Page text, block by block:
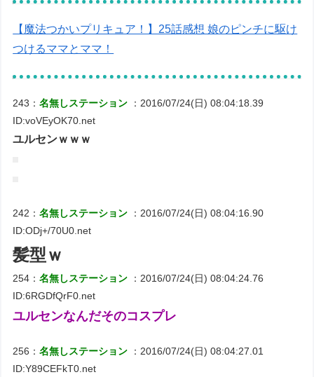
【魔法つかいプリキュア！】25話感想 娘のピンチに駆け
つけるママとママ！
243：名無しステーション
：2016/07/24(日) 08:04:18.39
ID:voVEyOK70.net
ユルセンｗｗｗ
242：名無しステーション
：2016/07/24(日) 08:04:16.90
ID:ODj+/70U0.net
髪型ｗ
254：名無しステーション
：2016/07/24(日) 08:04:24.76
ID:6RGDfQrF0.net
ユルセンなんだそのコスプレ
256：名無しステーション
：2016/07/24(日) 08:04:27.01
ID:Y89CEFkT0.net